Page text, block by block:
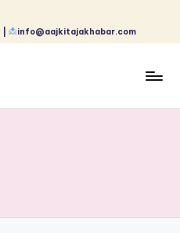
info@aajkitajakhabar.com